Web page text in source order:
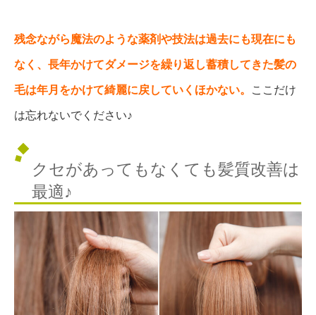
残念ながら魔法のような薬剤や技法は過去にも現在にも
なく、長年かけてダメージを繰り返し蓄積してきた髪の
毛は年月をかけて綺麗に戻していくほかない。 ここだけ
は忘れないでください♪
クセがあってもなくても髪質改善は
最適♪